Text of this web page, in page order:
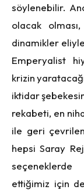
söylenebilir.
olacak
dinamikler eliyle
Emperyalist
krizin
iktidar
rekabeti, en
ile geri
hepsi Saray
seçeneklerde
ettiğimiz için